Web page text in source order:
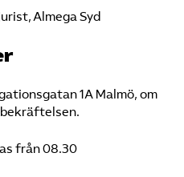
Almega Syd
1A Malmö, om
från 08.30